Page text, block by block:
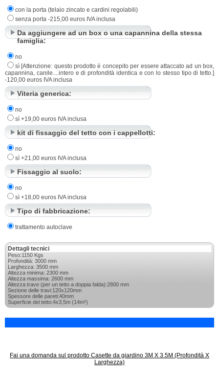
con la porta (telaio zincato e cardini regolabili)
senza porta -215,00 euros IVA inclusa
Da aggiungere ad un box o una capannina della stessa
famiglia:
no
sì [Attenzione: questo prodotto è concepito per essere attaccato ad un box,
capannina, canile....intero e di profondità identica e con lo stesso tipo di tetto.]
-120,00 euros IVA inclusa
Viteria generica:
no
sì +19,00 euros IVA inclusa
kit di fissaggio del tetto con i cappellotti:
no
sì +21,00 euros IVA inclusa
Fissaggio al suolo:
no
sì +18,00 euros IVA inclusa
Tipo di fabbricazione:
trattamento autoclave
Dettagli tecnici
Peso:1150 Kgs
Profondità: 3000 mm
Larghezza: 3500 mm
Altezza minima: 2300 mm
Altezza massima: 2600 mm
Altezza trave (per un tetto a doppia falda):2800 mm
Sezione delle travi:120x120mm
Spessore delle pareti:40mm
Superficie del tetto:4x3,5m (14m²)
Fai una domanda sul prodotto Casette da giardino 3M X 3.5M (Profondità X
Larghezza)